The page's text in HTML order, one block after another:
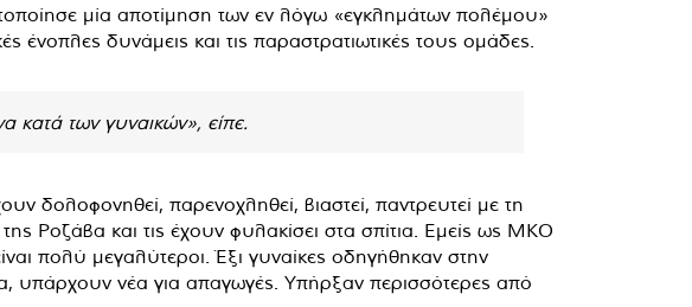
μία αποτίμηση των εν λόγω «εγκλημάτων πολέμου»
ένοπλες δυνάμεις και τις παραστρατιωτικές τους ομάδες.
κατά των γυναικών», είπε.
δολοφονηθεί, παρενοχληθεί, βιαστεί, παντρευτεί με τη
Ροζάβα και τις έχουν φυλακίσει στα σπίτια. Εμείς ως ΜΚΟ
πολύ μεγαλύτεροι. Έξι γυναίκες οδηγήθηκαν στην
υπάρχουν νέα για απαγωγές. Υπήρξαν περισσότερες από